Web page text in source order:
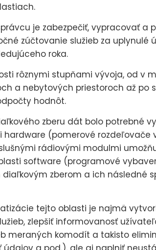
je zabezpečiť, vypracovať a
zúčtovanie služieb za uplynulé
roka.
rôznymi stupňami vývoja, od v
a nebytových priestoroch až po
hodnôt.
zberu dát bolo potrebné
hardware (pomerové rozdeľovače
rádiovými modulmi
software (programové
zberom a ich následné
tejto oblasti je najmä
zlepšiť informovanosť
meraných komodít a takisto